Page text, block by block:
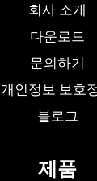
회사 소개
다운로드
문의하기
개인정보 보호
블로그
제품